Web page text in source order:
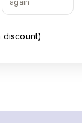
again
discount)